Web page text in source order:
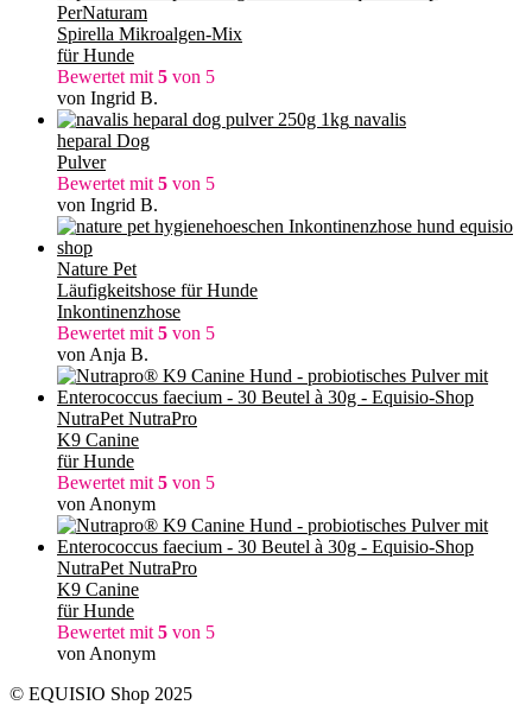
PerNaturam
Spirella Mikroalgen-Mix
für Hunde
Bewertet mit 5 von 5
von Ingrid B.
navalis
heparal Dog
Pulver
Bewertet mit 5 von 5
von Ingrid B.
Nature Pet
Läufigkeitshose für Hunde
Inkontinenzhose
Bewertet mit 5 von 5
von Anja B.
NutraPet NutraPro
K9 Canine
für Hunde
Bewertet mit 5 von 5
von Anonym
NutraPet NutraPro
K9 Canine
für Hunde
Bewertet mit 5 von 5
von Anonym
© EQUISIO Shop 2025